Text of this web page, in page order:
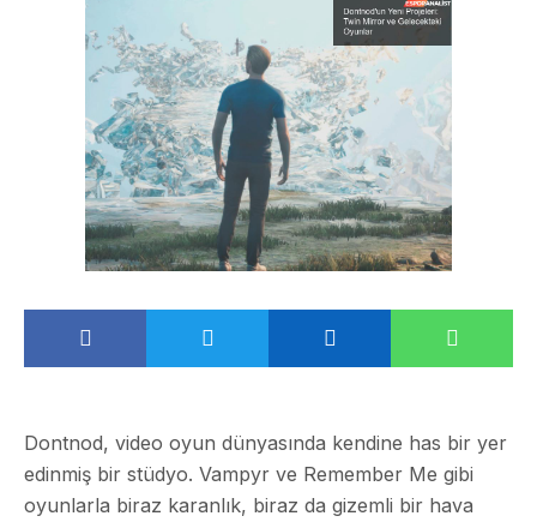
Dontnod, video oyun dünyasında kendine has bir yer
edinmiş bir stüdyo. Vampyr ve Remember Me gibi
oyunlarla biraz karanlık, biraz da gizemli bir hava